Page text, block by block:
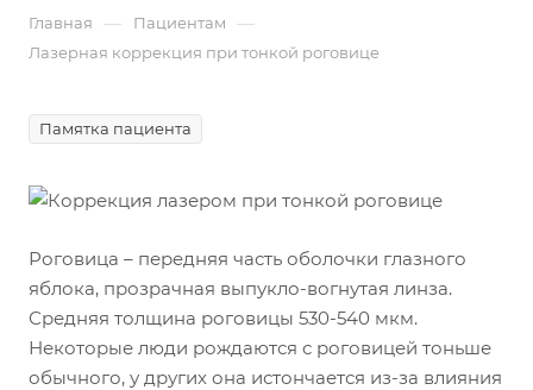
Главная — Пациентам —
Лазерная коррекция при тонкой роговице
Памятка пациента
Роговица – передняя часть оболочки глазного
яблока, прозрачная выпукло-вогнутая линза.
Средняя толщина роговицы 530-540 мкм.
Некоторые люди рождаются с роговицей тоньше
обычного, у других она истончается из-за влияния